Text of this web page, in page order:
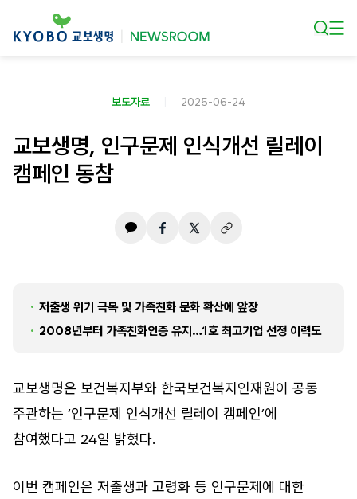
보도자료 2025-06-24
교보생명, 인구문제 인식개선 릴레이
캠페인 동참
저출생 위기 극복 및 가족친화 문화 확산에 앞장
2008년부터 가족친화인증 유지…1호 최고기업 선정 이력도
교보생명은 보건복지부와 한국보건복지인재원이 공동
주관하는 ‘인구문제 인식개선 릴레이 캠페인’에
참여했다고 24일 밝혔다.
이번 캠페인은 저출생과 고령화 등 인구문제에 대한